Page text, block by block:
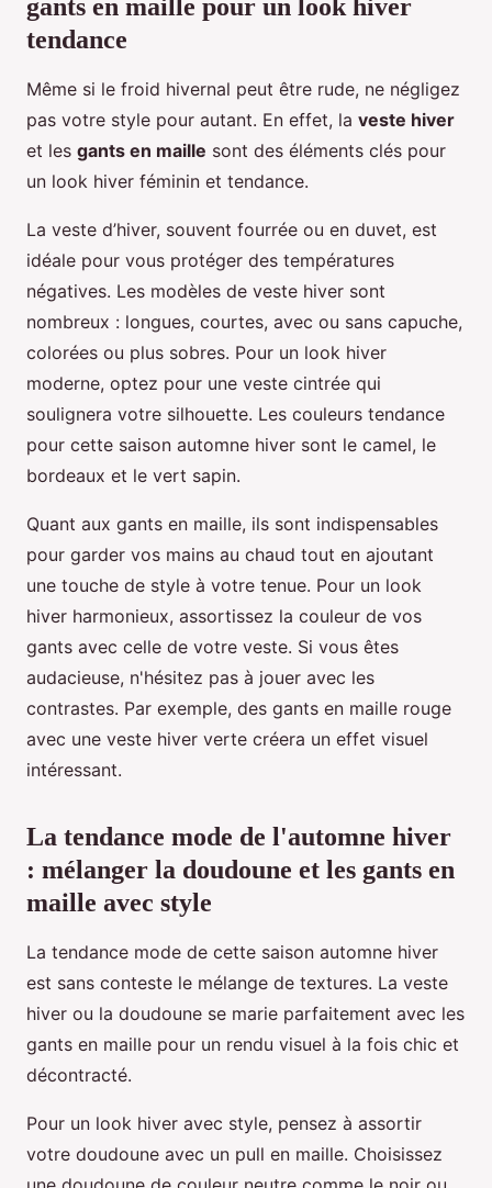
gants en maille pour un look hiver
tendance
Même si le froid hivernal peut être rude, ne négligez
pas votre style pour autant. En effet, la veste hiver
et les gants en maille sont des éléments clés pour
un look hiver féminin et tendance.
La veste d’hiver, souvent fourrée ou en duvet, est
idéale pour vous protéger des températures
négatives. Les modèles de veste hiver sont
nombreux : longues, courtes, avec ou sans capuche,
colorées ou plus sobres. Pour un look hiver
moderne, optez pour une veste cintrée qui
soulignera votre silhouette. Les couleurs tendance
pour cette saison automne hiver sont le camel, le
bordeaux et le vert sapin.
Quant aux gants en maille, ils sont indispensables
pour garder vos mains au chaud tout en ajoutant
une touche de style à votre tenue. Pour un look
hiver harmonieux, assortissez la couleur de vos
gants avec celle de votre veste. Si vous êtes
audacieuse, n'hésitez pas à jouer avec les
contrastes. Par exemple, des gants en maille rouge
avec une veste hiver verte créera un effet visuel
intéressant.
La tendance mode de l'automne hiver
: mélanger la doudoune et les gants en
maille avec style
La tendance mode de cette saison automne hiver
est sans conteste le mélange de textures. La veste
hiver ou la doudoune se marie parfaitement avec les
gants en maille pour un rendu visuel à la fois chic et
décontracté.
Pour un look hiver avec style, pensez à assortir
votre doudoune avec un pull en maille. Choisissez